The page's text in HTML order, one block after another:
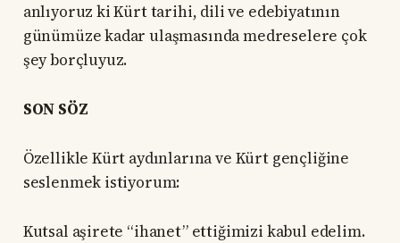
anlıyoruz ki Kürt tarihi, dili ve edebiyatının
günümüze kadar ulaşmasında medreselere çok
şey borçluyuz.
SON SÖZ
Özellikle Kürt aydınlarına ve Kürt gençliğine
seslenmek istiyorum:
Kutsal aşirete “ihanet” ettiğimizi kabul edelim.